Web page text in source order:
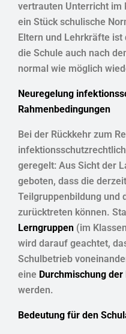
vertrauten Unterricht im
ein Stück schulische
Eltern und Lehrkräfte ist
die Schule auch nach
normal wie möglich
Neuregelung
Rahmenbedingungen
Bei der Rückkehr zum
geregelt: Aus Sicht der
geboten, dass die
Teilgruppenbildung und
zurücktreten können.
Lerngruppen (im
wird darauf geachtet,
Schulbetrieb
eine Durchmischung
werden.
Bedeutung für den